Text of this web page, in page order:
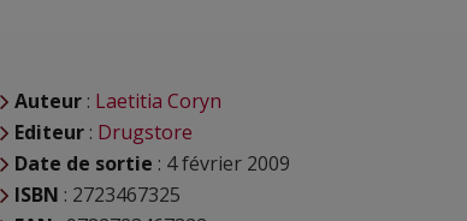
Auteur : Laetitia Coryn
Editeur : Drugstore
Date de sortie : 4 février 2009
ISBN : 2723467325